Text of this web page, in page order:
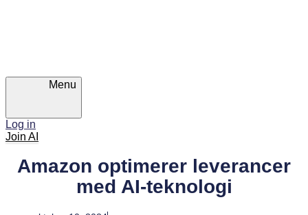
Menu
Log in
Join AI
Amazon optimerer leverancer
med AI-teknologi